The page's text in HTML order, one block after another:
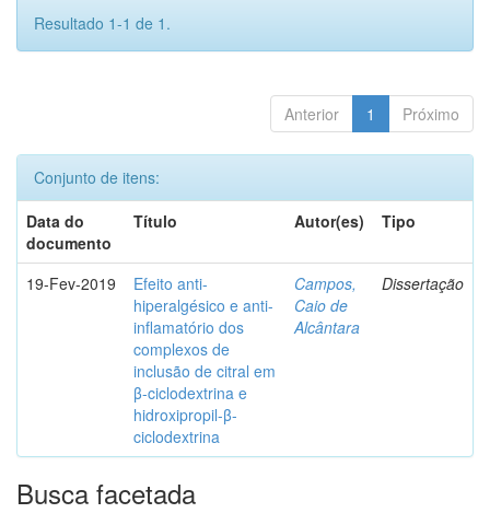
Resultado 1-1 de 1.
Anterior 1 Próximo
Conjunto de itens:
Data do
documento
Título Autor(es) Tipo
19-Fev-2019
Efeito anti-
hiperalgésico e anti-
inflamatório dos
complexos de
inclusão de citral em
β-ciclodextrina e
hidroxipropil-β-
ciclodextrina
Campos,
Caio de
Alcântara
Dissertação
Busca facetada